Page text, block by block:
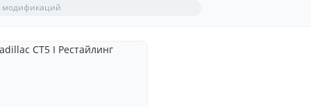
модификаций